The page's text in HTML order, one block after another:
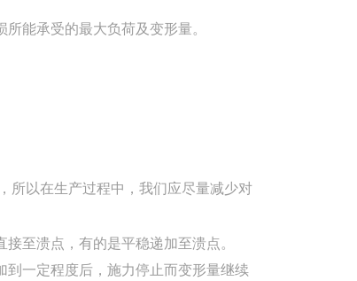
能承受的最大负荷及变形量。
所以在生产过程中，我们应尽量减少对
至溃点，有的是平稳递加至溃点。
一定程度后，施力停止而变形量继续